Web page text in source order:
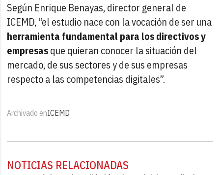
Según Enrique Benayas, director general de
ICEMD, “el estudio nace con la vocación de ser una
herramienta fundamental para los directivos y
empresasque quieran conocer la situación del
mercado, de sus sectores y de sus empresas
respecto a las competencias digitales”.
Archivado enICEMD
NOTICIAS RELACIONADAS